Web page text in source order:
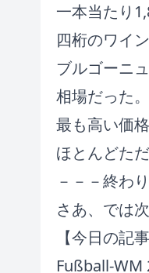
一本当たり
四桁のワイ
ブルゴーニ
相場だった
最も高い価
ほとんどた
－－－終わ
さあ、では次
【今日の記事
Fußball-WM